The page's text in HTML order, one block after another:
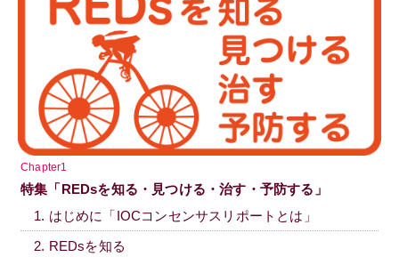
Chapter1
特集「REDsを知る・見つける・治す・予防する」
1. はじめに「IOCコンセンサスリポートとは」
2. REDsを知る